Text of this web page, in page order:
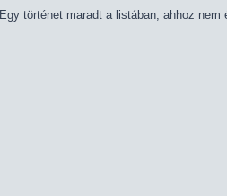
Egy történet maradt a listában, ahhoz nem